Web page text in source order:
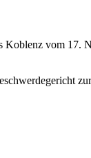
Koblenz vom